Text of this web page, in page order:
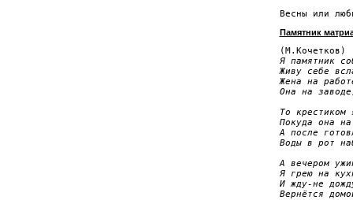
Памятник
Я памятник
Живу себе
Жена на
Она на
То
Покуда она
А после
Воды в рот
А вечером
Я грею на
И жду-не
Вернётся